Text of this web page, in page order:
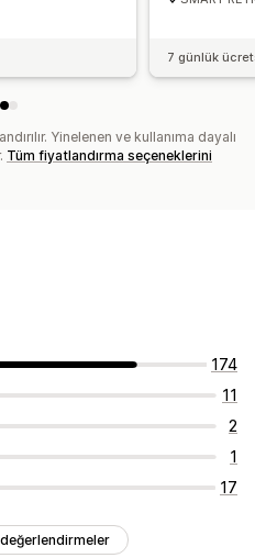
7 günlük
Yinelenen ve kullanıma dayalı
Tüm fiyatlandırma seçeneklerini
174
11
2
1
17